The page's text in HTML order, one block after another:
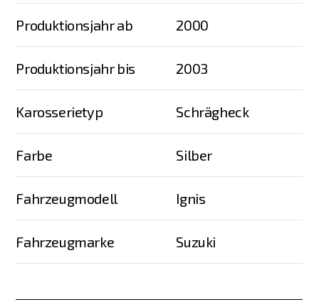
Produktionsjahr ab 2000
Produktionsjahr bis 2003
Karosserietyp Schrägheck
Farbe Silber
Fahrzeugmodell Ignis
Fahrzeugmarke Suzuki